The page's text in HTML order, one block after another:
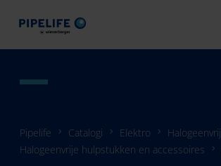
Pipelife Catalogi Elektro
Halogeenvrij
Halogeenvrije hulpstukken en accessoires